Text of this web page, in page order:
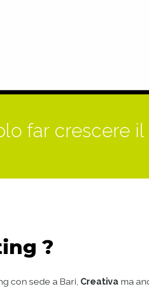
far crescere il
?
con sede a Bari, Creativa ma